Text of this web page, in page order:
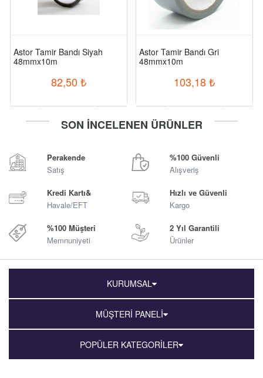
Astor Tamir Bandı Siyah
48mmx10m
82,50 ₺
Astor Tamir Bandı Gri
48mmx10m
103,18₺
SON İNCELENEN ÜRÜNLER
Perakende
Satış
%100 Güvenli
Alışveriş
Kredi Kartı&
Havale/EFT
Hızlı ve Güvenli
Kargo
%100 Müşteri
Memnuniyeti
2 Yıl Garantili
Ürünler
KURUMSAL
MÜŞTERİ PANELİ
POPÜLER KATEGORİLER